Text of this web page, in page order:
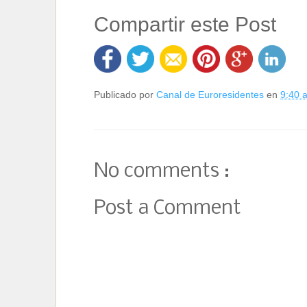
Compartir este Post
Publicado por Canal de Euroresidentes en 9:40
No comments :
Post a Comment